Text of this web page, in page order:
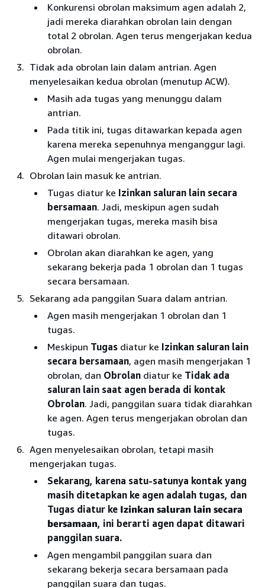
Konkurensi obrolan maksimum agen adalah 2,
jadi mereka diarahkan obrolan lain dengan
total 2 obrolan. Agen terus mengerjakan kedua
obrolan.
Tidak ada obrolan lain dalam antrian. Agen
menyelesaikan kedua obrolan (menutup ACW).
Masih ada tugas yang menunggu dalam
antrian.
Pada titik ini, tugas ditawarkan kepada agen
karena mereka sepenuhnya menganggur lagi.
Agen mulai mengerjakan tugas.
Obrolan lain masuk ke antrian.
Tugas diatur ke Izinkan saluran lain secara
bersamaan. Jadi, meskipun agen sudah
mengerjakan tugas, mereka masih bisa
ditawari obrolan.
Obrolan akan diarahkan ke agen, yang
sekarang bekerja pada 1 obrolan dan 1 tugas
secara bersamaan.
Sekarang ada panggilan Suara dalam antrian.
Agen masih mengerjakan 1 obrolan dan 1
tugas.
Meskipun Tugas diatur ke Izinkan saluran lain
secara bersamaan, agen masih mengerjakan 1
obrolan, dan Obrolan diatur ke Tidak ada
saluran lain saat agen berada di kontak
Obrolan. Jadi, panggilan suara tidak diarahkan
ke agen. Agen terus mengerjakan obrolan dan
tugas.
Agen menyelesaikan obrolan, tetapi masih
mengerjakan tugas.
Sekarang, karena satu-satunya kontak yang
masih ditetapkan ke agen adalah tugas, dan
Tugas diatur ke Izinkan saluran lain secara
bersamaan, ini berarti agen dapat ditawari
panggilan suara.
Agen mengambil panggilan suara dan
sekarang bekerja secara bersamaan pada
panggilan suara dan tugas.